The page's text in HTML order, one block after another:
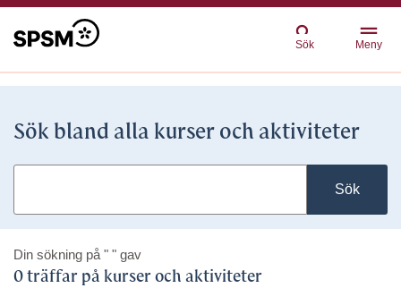
Sök Meny
Sök bland alla kurser och aktiviteter
Sök
Din sökning på " " gav
0 träffar på kurser och aktiviteter